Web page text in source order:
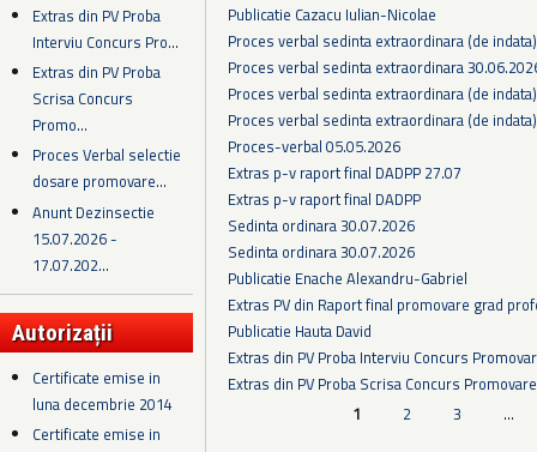
Extras din PV Proba
Interviu Concurs Pro...
Extras din PV Proba
Scrisa Concurs
Promo...
Proces Verbal selectie
dosare promovare...
Anunt Dezinsectie
15.07.2026 -
17.07.202...
Autorizații
Certificate emise in
luna decembrie 2014
Certificate emise in
Publicatie Cazacu Iulian-Nicolae
Proces verbal sedinta extraordinara (de
Proces verbal sedinta extraordinara
Proces verbal sedinta extraordinara (de
Proces verbal sedinta extraordinara (de
Proces-verbal 05.05.2026
Extras p-v raport final DADPP 27.07
Extras p-v raport final DADPP
Sedinta ordinara 30.07.2026
Sedinta ordinara 30.07.2026
Publicatie Enache Alexandru-Gabriel
Extras PV din Raport final promovare grad
Publicatie Hauta David
Extras din PV Proba Interviu Concurs
Extras din PV Proba Scrisa Concurs
1 2 3 …